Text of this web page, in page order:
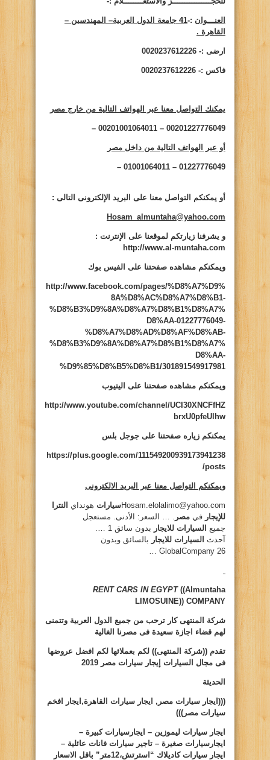
العنـــوان :-
41 جامعة الدول العربية– المهندسين –
القاهرة .
ارضى :- 0020237612226
فاكس :- 0020237612226
يمكنك التواصل معنا عبر الهواتف التالية من خارج مصر
00201227776049 – 00201001064011 –
أو عبر الهواتف التالية من داخل مصر
01227776049 – 01001064011 –
أو يمكنكم التواصل معنا على البريد الإلكترونى التالى :
Hosam_almuntaha@yahoo.com
و يشرفنا زيارتكم لموقعنا على الإنترنت :
http://www.al-muntaha.com
ويمكنكم مشاهده صفحتنا على الفيس بوك
http://www.facebook.com/pages/%D8%A7%D9%
8A%D8%AC%D8%A7%D8%B1-
%D8%B3%D9%8A%D8%A7%D8%B1%D8%A7%
D8%AA-01227776049-
%D8%A7%D8%AD%D8%AF%D8%AB-
%D8%B3%D9%8A%D8%A7%D8%B1%D8%A7%
D8%AA-
%D9%85%D8%B5%D8%B1/301891549917981
ويمكنكم مشاهده صفحتنا على اليتيوب
http://www.youtube.com/channel/UCI30XNCFfHZ
brxU0pfeUlhw
يمكنكم زياره صفحتنا على جوجل بلس
https://plus.google.com/111549200939173941238
/posts
ويمكنكم التواصل معنا عبر البريد الالكترونى
Hosam.elolalimo@yahoo.comسيارات هونداي النترا
للإيجار في مصر . … السعر: الأدنى. مستعجل
جميع السيارات للايجار
بدون سائق 1 ….
آحدث السيارات للايجار بالسائق وبدون
GlobalCompany 26 …
RENT CARS IN EGYPT ((Almuntaha
LIMOSUINE)) COMPANY
شركة المنتهى كار ترحب من جميع الدول العربية وتتمنى
لهم قضاء اجازة سعيدة فى مصرنا الغالية
تقدم ((شركة المنتهى)) لكم بعملائها لكم افضل عروضها
فى مجال السيارات إيجار سيارات مصر 2019
الحديثة
(((ايجار سيارات مصر, ايجار سيارات القاهرة,ايجار افخم
سيارات مصر)))
ايجار سيارات ليموزين – ايجارسيارات كبيرة –
ايجارسيارات صغيرة – تاجير سيارات فانات عائلية –
ايجار سيارات كاديلاك “استرتش،12متر” باقل الاسعار